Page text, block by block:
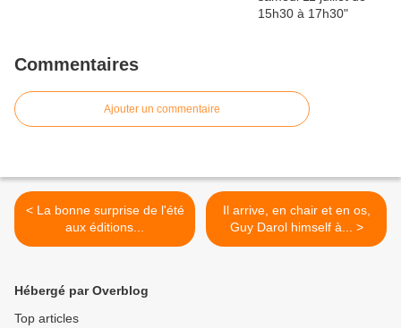
Commentaires
Ajouter un commentaire
< La bonne surprise de l'été
aux éditions...
Il arrive, en chair et en os,
Guy Darol himself à... >
Hébergé par Overblog
Top articles